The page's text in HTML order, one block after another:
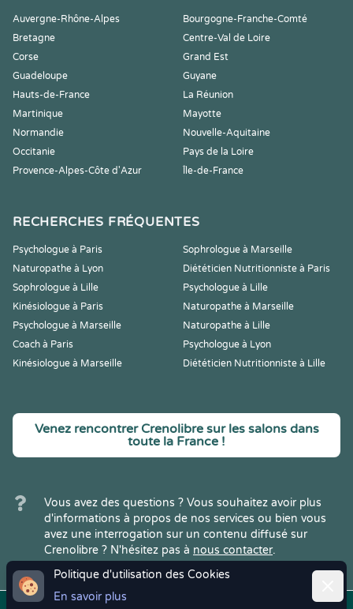
Politique d'utilisation des Cookies
En savoir plus
Auvergne-Rhône-Alpes
Bourgogne-Franche-Comté
Bretagne
Centre-Val de Loire
Corse
Grand Est
Guadeloupe
Guyane
Hauts-de-France
La Réunion
Martinique
Mayotte
Normandie
Nouvelle-Aquitaine
Occitanie
Pays de la Loire
Provence-Alpes-Côte d'Azur
Île-de-France
RECHERCHES FRÉQUENTES
Psychologue à Paris
Sophrologue à Marseille
Naturopathe à Lyon
Diététicien Nutritionniste à Paris
Sophrologue à Lille
Psychologue à Lille
Kinésiologue à Paris
Naturopathe à Marseille
Psychologue à Marseille
Naturopathe à Lille
Coach à Paris
Psychologue à Lyon
Kinésiologue à Marseille
Diététicien Nutritionniste à Lille
Venez rencontrer Crenolibre sur les salons dans
toute la France !
Vous avez des questions ? Vous souhaitez avoir plus
d'informations à propos de nos services ou bien vous
avez une interrogation sur un contenu diffusé sur
Crenolibre ? N'hésitez pas à nous contacter.